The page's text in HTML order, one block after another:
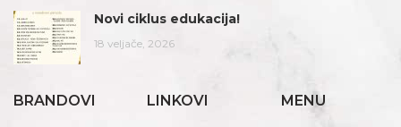
Novi ciklus edukacija!
18 veljače, 2026
BRANDOVI LINKOVI MENU